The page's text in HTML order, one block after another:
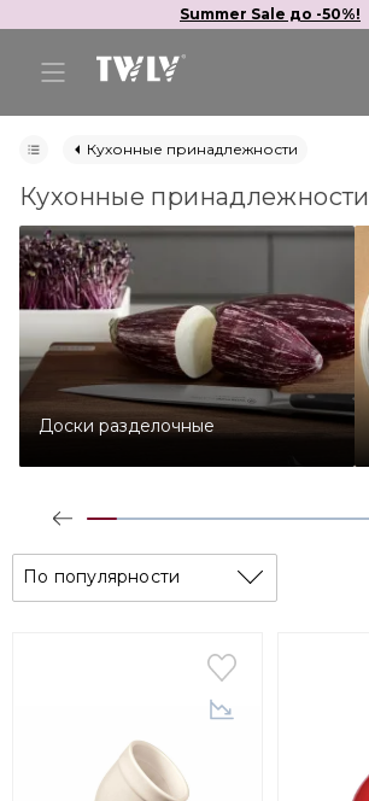
Summer Sale до -50%!
Кухонные принадлежности
Кухонные принадлежности
Доски разделочные
По популярности